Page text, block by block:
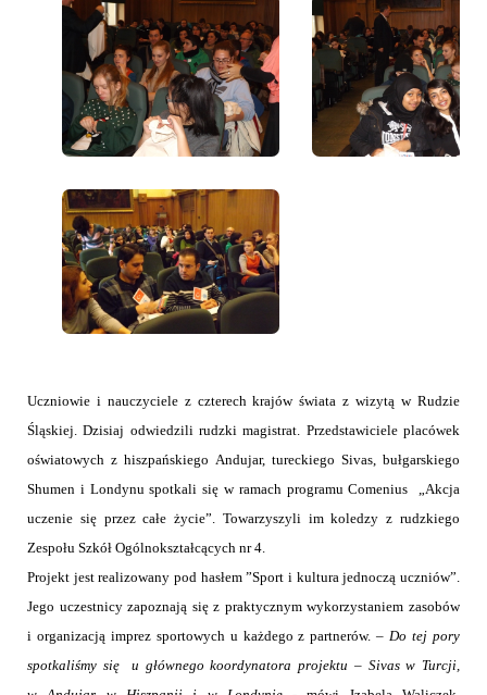
Uczniowie i nauczyciele z czterech krajów świata z wizytą w Rudzie
Śląskiej. Dzisiaj odwiedzili rudzki magistrat. Przedstawiciele placówek
oświatowych z hiszpańskiego Andujar, tureckiego Sivas, bułgarskiego
Shumen i Londynu spotkali się w ramach programu Comenius
„Akcja
uczenie się przez całe życie”. Towarzyszyli im koledzy z rudzkiego
Zespołu Szkół Ogólnokształcących nr 4.
Projekt jest realizowany pod hasłem ”Sport i kultura jednoczą uczniów”.
Jego uczestnicy zapoznają się z praktycznym wykorzystaniem zasobów
i organizacją imprez sportowych u każdego z partnerów. – Do tej pory
spotkaliśmy się u głównego koordynatora projektu – Sivas w Turcji,